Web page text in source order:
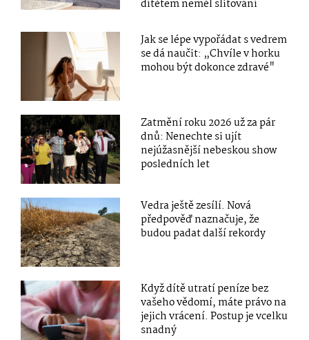
dítětem neměl slitování
Jak se lépe vypořádat s vedrem
se dá naučit: „Chvíle v horku
mohou být dokonce zdravé"
Zatmění roku 2026 už za pár
dnů: Nenechte si ujít
nejúžasnější nebeskou show
posledních let
Vedra ještě zesílí. Nová
předpověď naznačuje, že
budou padat další rekordy
Když dítě utratí peníze bez
vašeho vědomí, máte právo na
jejich vrácení. Postup je vcelku
snadný